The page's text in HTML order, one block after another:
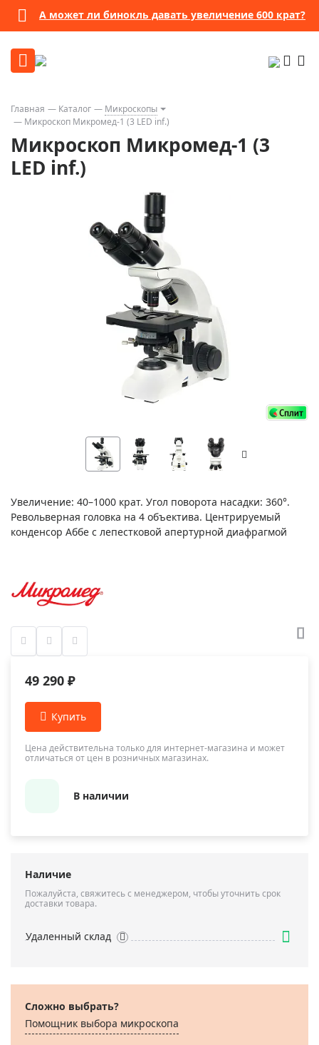
А может ли бинокль давать увеличение 600 крат?
Главная Каталог
Микроскопы
Микроскоп Микромед-1 (3 LED inf.)
Микроскоп Микромед-1 (3
LED inf.)
Увеличение: 40–1000 крат. Угол поворота насадки: 360°.
Револьверная головка на 4 объектива. Центрируемый
конденсор Аббе с лепестковой апертурной диафрагмой
49 290 ₽
Цена действительна только для интернет-магазина и может
отличаться от цен в розничных магазинах.
В наличии
Наличие
Пожалуйста, свяжитесь с менеджером, чтобы уточнить срок
доставки товара.
Удаленный склад
Сложно выбрать?
Помощник выбора микроскoпа